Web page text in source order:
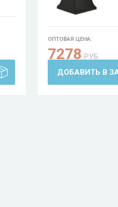
ОПТОВАЯ ЦЕНА:
7278 РУБ.
ДОБАВИТЬ В